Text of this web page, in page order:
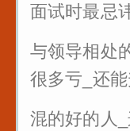
面试时最忌
与领导相处
很多亏_还
混的好的人